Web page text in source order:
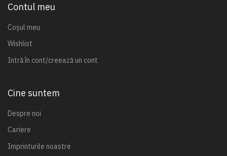
Contul meu
Coșul meu
Wishlist
Intră în cont/creează un cont
Cine suntem
Despre noi
Cariere
Imprinturile noastre